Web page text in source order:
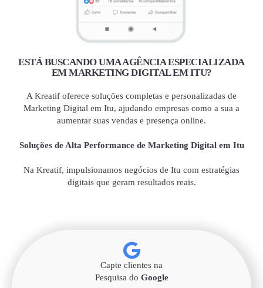
ESTÁ BUSCANDO UMA AGÊNCIA ESPECIALIZADA
EM MARKETING DIGITAL EM ITU?
A Kreatif oferece soluções completas e personalizadas de
Marketing Digital em Itu, ajudando empresas como a sua a
aumentar suas vendas e presença online.
Soluções de Alta Performance de Marketing Digital em Itu
Na Kreatif, impulsionamos negócios de Itu com estratégias
digitais que geram resultados reais.
Capte clientes na
Pesquisa do Google